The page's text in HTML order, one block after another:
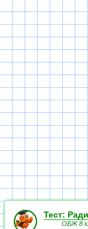
Тест:
ОБЖ 8